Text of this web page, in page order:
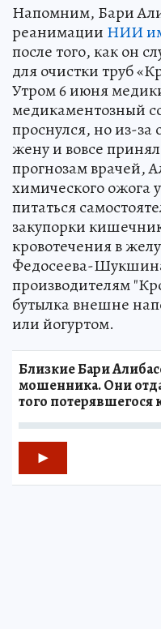
Напомним, Бари
реанимации НИИ
после того, как он
для очистки труб
Утром 6 июня
медикаментозный
проснулся, но из-за
жену и вовсе
прогнозам врачей,
химического ожога
питаться
закупорки
кровотечения в
Федосеева-Шукшина
производителям
бутылка внешне
или йогуртом.
Близкие Бари
мошенника. Они
того потерявшегося